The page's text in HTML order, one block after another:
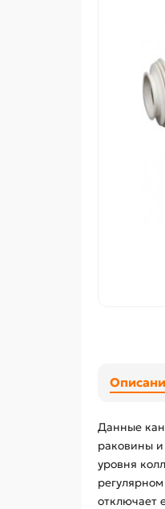
Данные
раковины
уровня
отключает